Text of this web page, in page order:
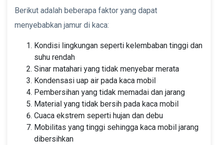
Berikut adalah beberapa faktor yang dapat
menyebabkan jamur di kaca:
Kondisi lingkungan seperti kelembaban tinggi dan
suhu rendah
Sinar matahari yang tidak menyebar merata
Kondensasi uap air pada kaca mobil
Pembersihan yang tidak memadai dan jarang
Material yang tidak bersih pada kaca mobil
Cuaca ekstrem seperti hujan dan debu
Mobilitas yang tinggi sehingga kaca mobil jarang
dibersihkan